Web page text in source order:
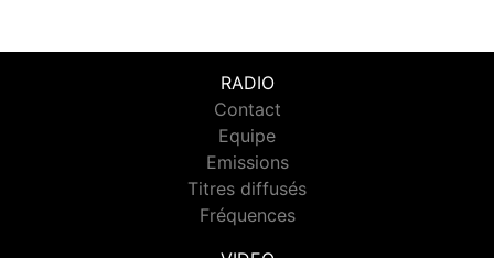
RADIO
Contact
Equipe
Emissions
Titres diffusés
Fréquences